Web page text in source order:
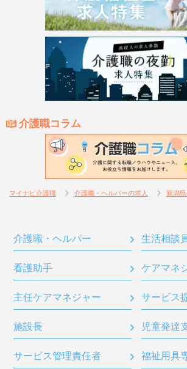
介護職コラム
マイナビ介護職 介護職・ヘルパーの求人 新潟
介護職・ヘルパー 生活相談
看護助手 ケアマネ
主任ケアマネジャー サービス
施設長 児童発達
サービス管理責任者 福祉用具